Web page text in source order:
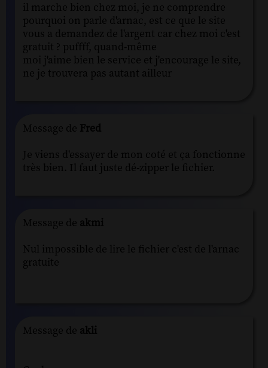
il marche bien chez moi, je ne comprendre
pourquoi on parle d'arnac, est ce que le site
vous a demandez de l'argent car chez moi c'est
gratuit ? puffff, quand-même
moi j'aime bien le service et j'encourage le site,
ne je trouvera pas autant ailleur
Message de Fred
Je viens d'essayer de mon coté et ça fonctionne
très bien. Il faut juste dé-zipper le fichier.
Message de akmi
Nul impossible de lire le fichier c'est de l'arnac
gratuite
Message de akli